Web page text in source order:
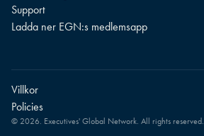
Support
Ladda ner EGN:s medlemsapp
© 2026. Executives' Global Network. All rights reserved.
Villkor
Policies